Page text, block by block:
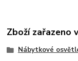
Zboží zařazeno
Nábytkové